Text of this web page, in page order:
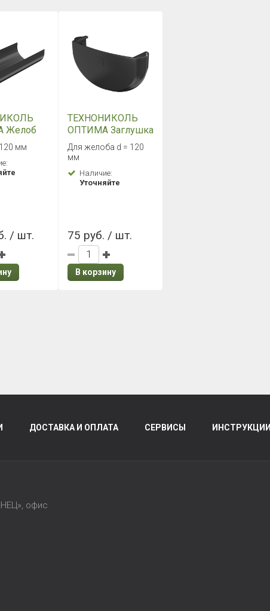
Желоб
мм
/ шт.
ТЕХНОНИКОЛЬ
ОПТИМА Заглушка
желоба (Черный)
Для желоба d = 120
мм
Наличие:
Уточняйте
75 руб. / шт.
В корзину
ДОСТАВКА И ОПЛАТА СЕРВИСЫ ИНСТРУКЦИИ
офис